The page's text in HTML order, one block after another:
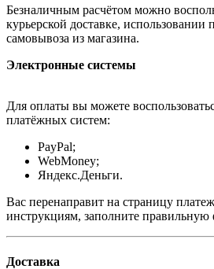
Безналичным расчётом можно
курьерской доставке, использовании
самовывоза из магазина.
Электронные системы
Для оплаты вы можете
платёжных систем:
PayPal;
WebMoney;
Яндекс.Деньги.
Вас перенаправит на страницу
инструкциям, заполните правильную
Доставка